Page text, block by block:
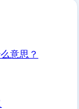
意思？